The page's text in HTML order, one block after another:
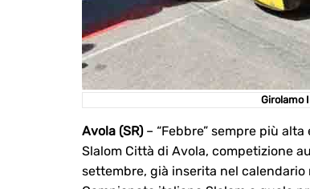
Girolamo
Avola (SR)– “Febbre” sempre più alta
Slalom Città di Avola, competizione
settembre, già inserita nel